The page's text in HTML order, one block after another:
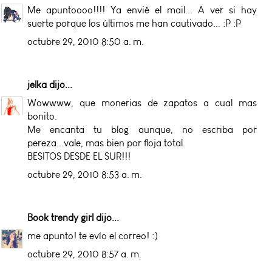
Me apuntoooo!!!! Ya envié el mail... A ver si hay
suerte porque los últimos me han cautivado... :P :P
octubre 29, 2010 8:50 a. m.
jelka dijo...
Wowwww, que monerias de zapatos a cual mas
bonito.
Me encanta tu blog aunque, no escriba por
pereza...vale, mas bien por floja total.
BESITOS DESDE EL SUR!!!
octubre 29, 2010 8:53 a. m.
Book trendy girl dijo...
me apunto! te evío el correo! :)
octubre 29, 2010 8:57 a. m.